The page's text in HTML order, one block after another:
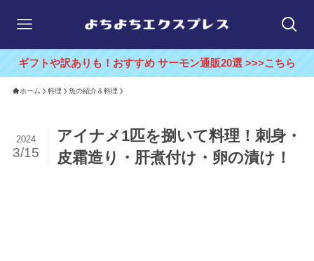
ギフトや訳ありも！おすすめ サーモン通販20選 >>>こちら
ホーム 料理 魚の紹介＆料理
アイナメ1匹を捌いて料理！刺身・
皮霜造り・肝煮付け・卵の漬け！
2024
3/15